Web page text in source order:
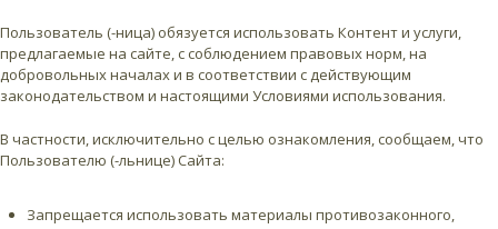
Пользователь (-ница) обязуется использовать Контент и услуги,
предлагаемые на сайте, с соблюдением правовых норм, на
добровольных началах и в соответствии с действующим
законодательством и настоящими Условиями использования.
В частности, исключительно с целью ознакомления, сообщаем, что
Пользователю (-льнице) Сайта:
Запрещается использовать материалы противозаконного,